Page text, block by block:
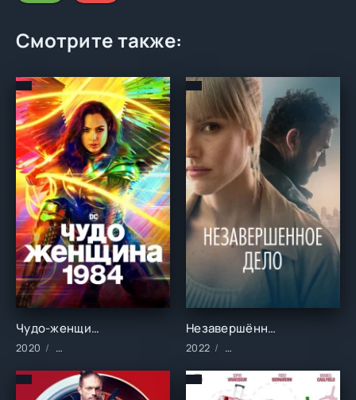
Смотрите также:
Чудо-женщина: 1984 ()
2020 Фильмы/2020 год/Зарубежные/Боевик/Приключения/
Незавершённое дело ()
2022 Фильмы/2022 год/